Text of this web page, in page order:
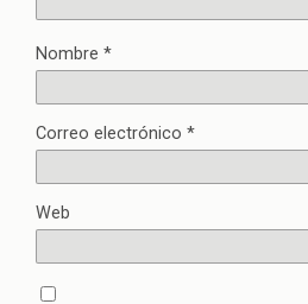
Nombre *
Correo electrónico *
Web